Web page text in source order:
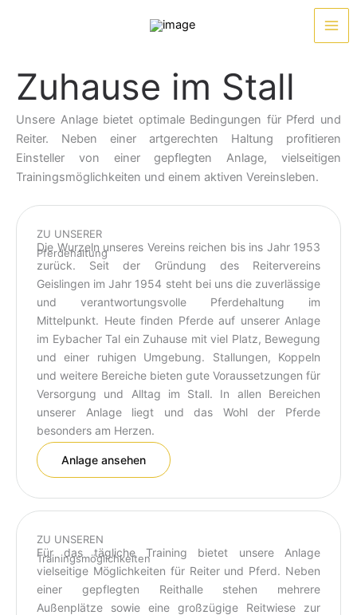
Zuhause im Stall
Unsere Anlage bietet optimale Bedingungen für Pferd und
Reiter. Neben einer artgerechten Haltung profitieren
Einsteller von einer gepflegten Anlage, vielseitigen
Trainingsmöglichkeiten und einem aktiven Vereinsleben.
ZU UNSERER
Pferdehaltung
Die Wurzeln unseres Vereins reichen bis ins Jahr 1953
zurück. Seit der Gründung des Reitervereins
Geislingen im Jahr 1954 steht bei uns die zuverlässige
und verantwortungsvolle Pferdehaltung im
Mittelpunkt. Heute finden Pferde auf unserer Anlage
im Eybacher Tal ein Zuhause mit viel Platz, Bewegung
und einer ruhigen Umgebung. Stallungen, Koppeln
und weitere Bereiche bieten gute Voraussetzungen für
Versorgung und Alltag im Stall. In allen Bereichen
unserer Anlage liegt und das Wohl der Pferde
besonders am Herzen.
Anlage ansehen
ZU UNSEREN
Trainingsmöglichkeiten
Für das tägliche Training bietet unsere Anlage
vielseitige Möglichkeiten für Reiter und Pferd. Neben
einer gepflegten Reithalle stehen mehrere
Außenplätze sowie eine großzügige Reitwiese zur